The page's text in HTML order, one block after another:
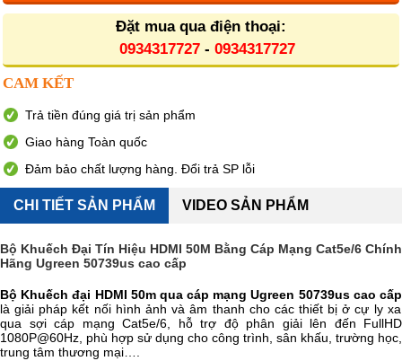
Đặt mua qua điện thoại:
0934317727- 0934317727
CAM KẾT
Trả tiền đúng giá trị sản phẩm
Giao hàng Toàn quốc
Đảm bảo chất lượng hàng. Đổi trả SP lỗi
CHI TIẾT SẢN PHẨM VIDEO SẢN PHẨM
Bộ Khuếch Đại Tín Hiệu HDMI 50M Bằng Cáp Mạng Cat5e/6 Chính
Hãng Ugreen 50739us cao cấp
Bộ Khuếch đại HDMI 50m qua cáp mạng Ugreen 50739us cao cấp
là giải pháp kết nối hình ảnh và âm thanh cho các thiết bị ở cự ly xa
qua sợi cáp mạng Cat5e/6, hỗ trợ độ phân giải lên đến FullHD
1080P@60Hz, phù hợp sử dụng cho công trình, sân khấu, trường học,
trung tâm thương mại….